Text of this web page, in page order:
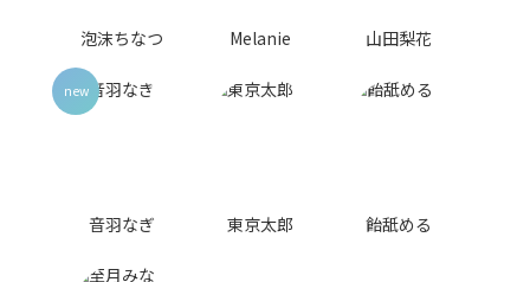
泡沫ちなつ Melanie 山田梨花
音羽なぎ 東京太郎 飴舐める